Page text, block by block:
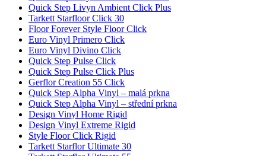
Quick Step Livyn Ambient Click Plus
Tarkett Starfloor Click 30
Floor Forever Style Floor Click
Euro Vinyl Primero Click
Euro Vinyl Divino Click
Quick Step Pulse Click
Quick Step Pulse Click Plus
Gerflor Creation 55 Click
Quick Step Alpha Vinyl – malá prkna
Quick Step Alpha Vinyl – střední prkna
Design Vinyl Home Rigid
Design Vinyl Extreme Rigid
Style Floor Click Rigid
Tarkett Starflor Ultimate 30